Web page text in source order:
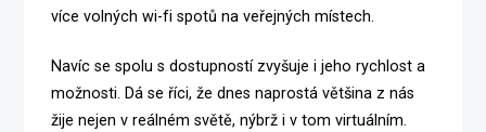
více volných wi-fi spotů na veřejných místech.
Navíc se spolu s dostupností zvyšuje i jeho rychlost a
možnosti. Dá se říci, že dnes naprostá většina z nás
žije nejen v reálném světě, nýbrž i v tom virtuálním.